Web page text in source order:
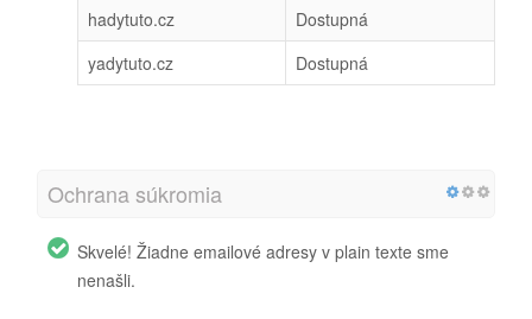
hadytuto.cz
Dostupná
yadytuto.cz
Dostupná
Ochrana súkromia
Skvelé! Žiadne emailové adresy v plain texte sme
nenašli.